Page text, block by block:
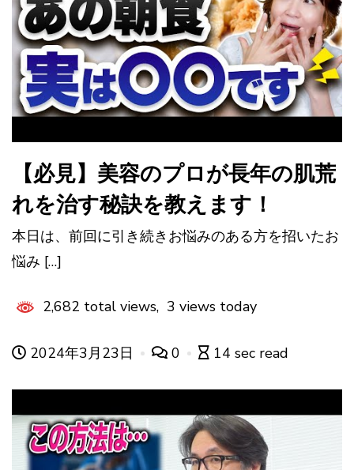
【必見】美容のプロが長年の肌荒
れを治す秘訣を教えます！
本日は、前回に引き続きお悩みのある方を招いたお
悩み […]
2,682 total views, 3 views today
2024年3月23日 0 14 sec read